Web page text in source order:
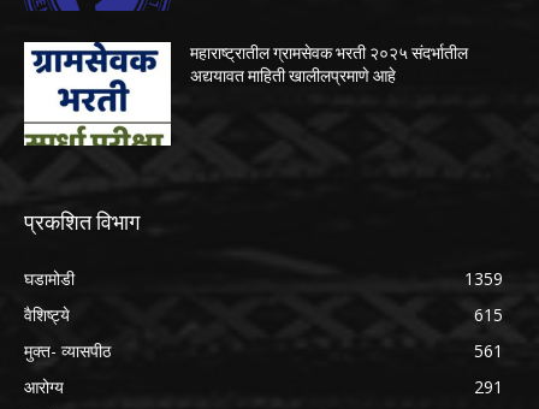
महाराष्ट्रातील ग्रामसेवक भरती २०२५ संदर्भातील
अद्ययावत माहिती खालीलप्रमाणे आहे
प्रकशित विभाग
घडामोडी
1359
वैशिष्ट्ये
615
मुक्त- व्यासपीठ
561
आरोग्य
291